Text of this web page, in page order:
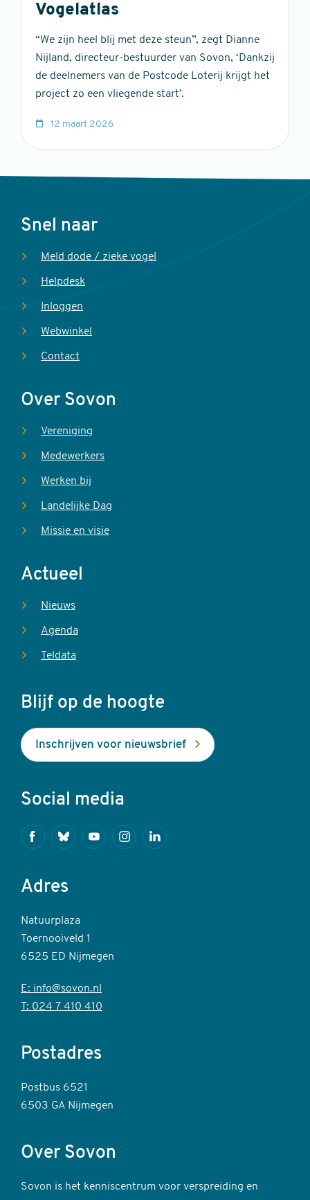
Vogelatlas
“We zijn heel blij met deze steun”, zegt Dianne
Nijland, directeur-bestuurder van Sovon, ‘Dankzij
de deelnemers van de Postcode Loterij krijgt het
project zo een vliegende start’.
12 maart 2026
Voet
Snel naar
Meld dode / zieke vogel
Helpdesk
Inloggen
Webwinkel
Contact
Over Sovon
Vereniging
Medewerkers
Werken bij
Landelijke Dag
Missie en visie
Actueel
Nieuws
Agenda
Teldata
Blijf op de hoogte
Inschrijven voor nieuwsbrief
Social media
FacebookBlueskyYoutubeInstagramLinkedin
Adres
Natuurplaza
Toernooiveld 1
6525 ED Nijmegen
E: info@sovon.nl
T: 024 7 410 410
Postadres
Postbus 6521
6503 GA Nijmegen
Over Sovon
Sovon is het kenniscentrum voor verspreiding en